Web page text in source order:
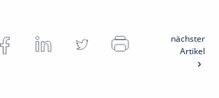
nächster
Artikel